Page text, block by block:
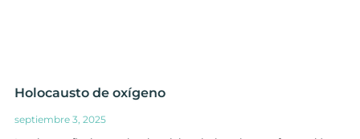
Holocausto de oxígeno
septiembre 3, 2025